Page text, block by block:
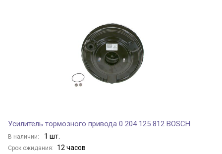
Усилитель тормозного привода 0 204 125 812 BOSCH
В наличии: 1 шт.
Срок ожидания: 12 часов